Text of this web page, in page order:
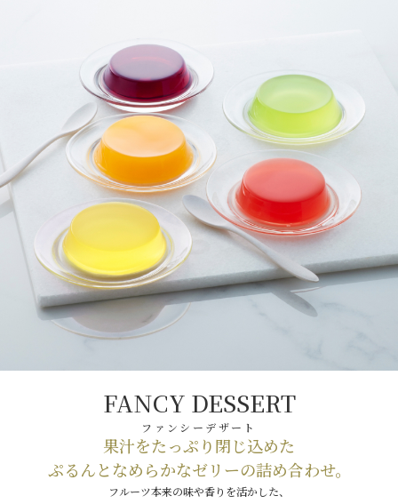
FANCY DESSERT
ファンシーデザート
果汁をたっぷり閉じ込めた
ぷるんとなめらかなゼリーの詰め合わせ。
フルーツ本来の味や香りを活かした、